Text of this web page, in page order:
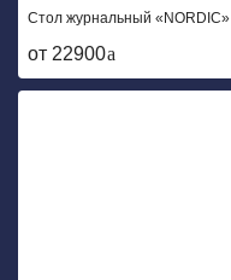
Стол журнальный «NORDIC»
от 22900